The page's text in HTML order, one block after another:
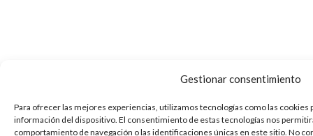
Gestionar consentimiento
Para ofrecer las mejores experiencias, utilizamos tecnologías como las cookies
información del dispositivo. El consentimiento de estas tecnologías nos
comportamiento de navegación o las identificaciones únicas en este sitio. No